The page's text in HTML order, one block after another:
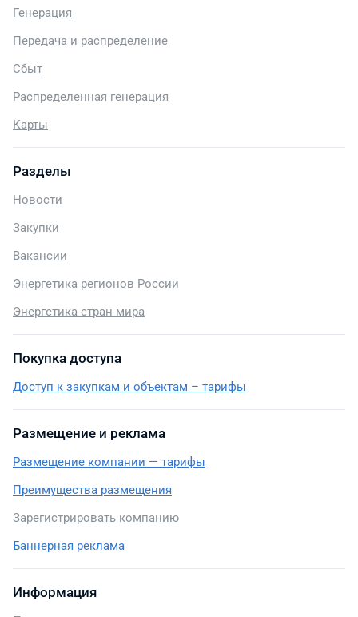
Генерация
Передача и распределение
Сбыт
Распределенная генерация
Карты
Разделы
Новости
Закупки
Вакансии
Энергетика регионов России
Энергетика стран мира
Покупка доступа
Доступ к закупкам и объектам – тарифы
Размещение и реклама
Размещение компании — тарифы
Преимущества размещения
Зарегистрировать компанию
Баннерная реклама
Информация